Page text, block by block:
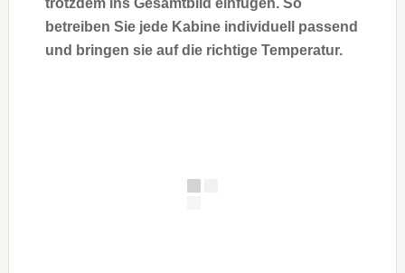
trotzdem ins Gesamtbild einfügen. So
betreiben Sie jede Kabine individuell passend
und bringen sie auf die richtige Temperatur.